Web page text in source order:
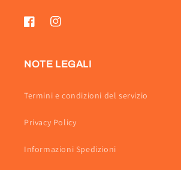
FacebookInstagram
NOTE LEGALI
Termini e condizioni del servizio
Privacy Policy
Informazioni Spedizioni